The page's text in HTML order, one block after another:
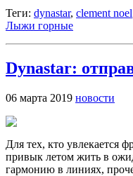
Теги: dynastar, clement noel
Лыжи горные
Dynastar:
06 марта 2019 новости
Для тех, кто увлекается
привык летом жить в
гармонию в линиях,